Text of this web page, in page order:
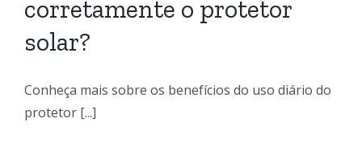
corretamente o protetor
solar?
Conheça mais sobre os benefícios do uso diário do
protetor [...]